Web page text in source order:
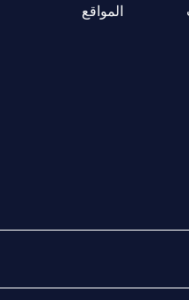
المواقع
(opens in a new tab)